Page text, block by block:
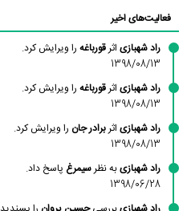
فعالیت‌های اخیر
راد شهبازی اثرقورباغه را ویرایش کرد.
1398/08/13
راد شهبازی اثرقورباغه را ویرایش کرد.
1398/08/13
راد شهبازی اثربرادر جان را ویرایش کرد.
1398/08/13
راد شهبازیبه نظرسیمرغ پاسخ داد.
1398/06/28